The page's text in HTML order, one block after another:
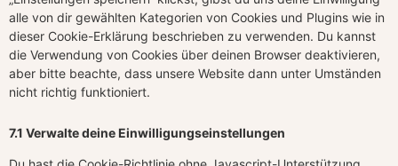
alle von dir gewählten Kategorien von Cookies und Plugins wie in
dieser Cookie-Erklärung beschrieben zu verwenden. Du kannst
die Verwendung von Cookies über deinen Browser deaktivieren,
aber bitte beachte, dass unsere Website dann unter Umständen
nicht richtig funktioniert.
7.1 Verwalte deine Einwilligungseinstellungen